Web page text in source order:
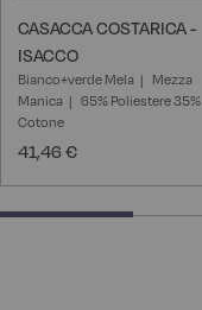
CASACCA COSTARICA -
ISACCO
Bianco+verde Mela
Mezza
Manica
65% Poliestere 35%
Cotone
41,46 €
25% completed